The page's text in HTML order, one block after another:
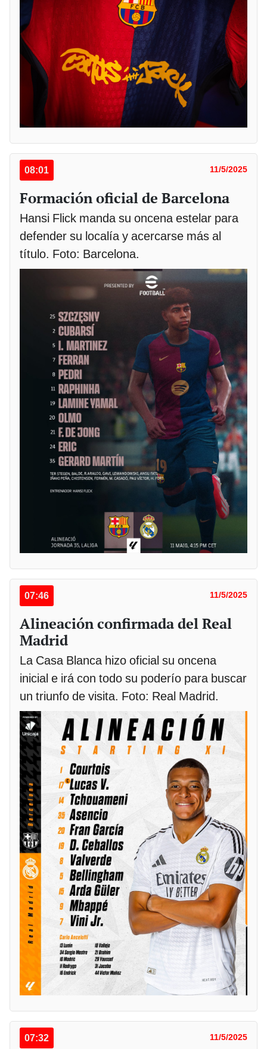
08:01 11/5/2025
Formación oficial de Barcelona
Hansi Flick manda su oncena estelar para
defender su localía y acercarse más al
título. Foto: Barcelona.
07:46 11/5/2025
Alineación confirmada del Real
Madrid
La Casa Blanca hizo oficial su oncena
inicial e irá con todo su poderío para buscar
un triunfo de visita. Foto: Real Madrid.
07:32 11/5/2025